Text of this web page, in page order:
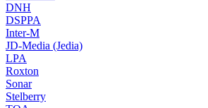
DNH
DSPPA
Inter-M
JD-Media (Jedia)
LPA
Roxton
Sonar
Stelberry